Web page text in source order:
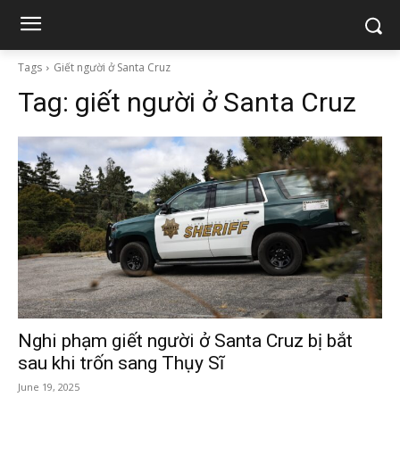
Tags Giết người ở Santa Cruz
Tag: giết người ở Santa Cruz
Nghi phạm giết người ở Santa Cruz bị bắt
sau khi trốn sang Thụy Sĩ
June 19, 2025